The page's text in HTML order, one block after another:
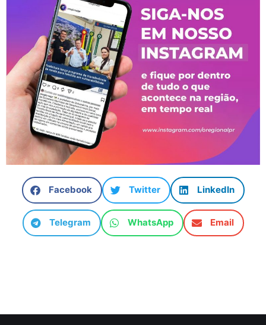
Facebook Twitter LinkedIn
Telegram WhatsApp Email